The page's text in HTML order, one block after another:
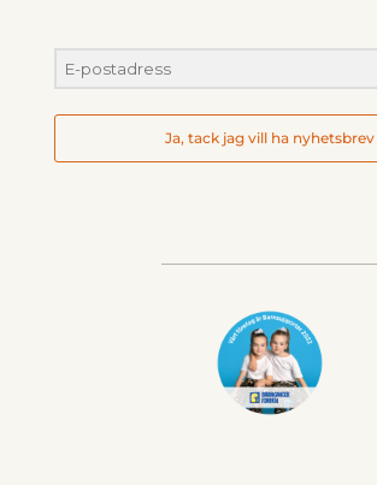
Ja, tack jag vill ha nyhetsbrev